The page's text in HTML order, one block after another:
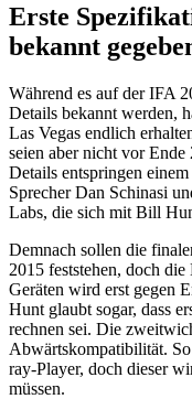
Erste
bekannt
Während es auf der IFA
Details bekannt werden,
Las Vegas endlich
seien aber nicht vor
Details entspringen
Sprecher Dan Schinasi
Labs, die sich mit Bill
Demnach sollen die
2015 feststehen, doch
Geräten wird erst gegen
Hunt glaubt sogar, dass
rechnen sei. Die
Abwärtskompatibilität.
ray-Player, doch dieser
müssen.